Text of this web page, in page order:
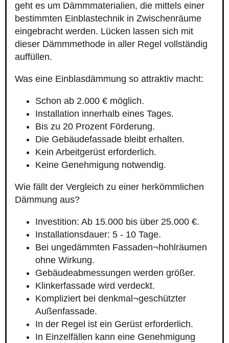
geht es um Dämmmaterialien, die mittels einer
bestimmten Einblastechnik in Zwischenräume
eingebracht werden. Lücken lassen sich mit
dieser Dämmmethode in aller Regel vollständig
auffüllen.
Was eine Einblasdämmung so attraktiv macht:
Schon ab 2.000 € möglich.
Installation innerhalb eines Tages.
Bis zu 20 Prozent Förderung.
Die Gebäudefassade bleibt erhalten.
Kein Arbeitgerüst erforderlich.
Keine Genehmigung notwendig.
Wie fällt der Vergleich zu einer herkömmlichen
Dämmung aus?
Investition: Ab 15.000 bis über 25.000 €.
Installationsdauer: 5 - 10 Tage.
Bei ungedämmten Fassaden¬hohlräumen
ohne Wirkung.
Gebäudeabmessungen werden größer.
Klinkerfassade wird verdeckt.
Kompliziert bei denkmal¬geschützter
Außenfassade.
In der Regel ist ein Gerüst erforderlich.
In Einzelfällen kann eine Genehmigung